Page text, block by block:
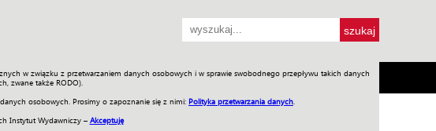
w związku z przetwarzaniem danych osobowych i w sprawie swobodnego przepływu takich danych
zwane także RODO).
osobowych. Prosimy o zapoznanie się z nimi: Polityka przetwarzania danych
Instytut Wydawniczy – Akceptuję
Wideo ENGLISH SKLEP Jednodniówki Praca w WIW